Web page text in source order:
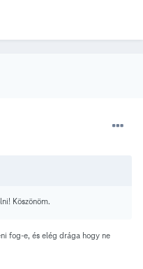
Köszönöm.
fog-e, és elég drága hogy ne